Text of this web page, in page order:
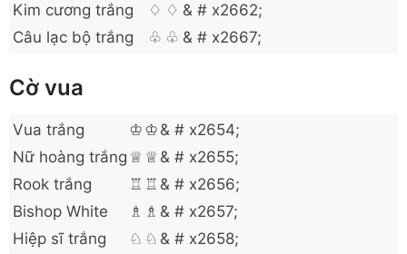
Kim cương trắng
♢ ♢ & # x2662;
Câu lạc bộ trắng
♧ ♧ & # x2667;
Cờ vua
Vua trắng ♔ ♔ & # x2654;
Nữ hoàng trắng ♕ ♕ & # x2655;
Rook trắng
♖ ♖ & # x2656;
Bishop White
♗ ♗ & # x2657;
Hiệp sĩ trắng
♘ ♘ & # x2658;